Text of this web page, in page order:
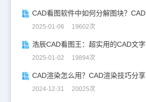
2025-01-06 19602次
2025-01-02 19894次
CAD渲染怎么用？CAD渲染技巧分享
2024-12-31 20025次